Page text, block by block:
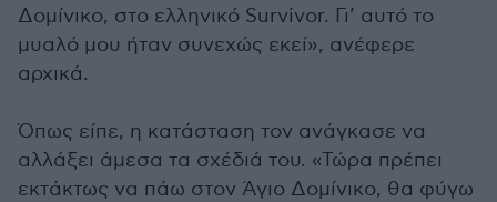
Δομίνικο, στο ελληνικό Survivor. Γι’ αυτό το
μυαλό μου ήταν συνεχώς εκεί», ανέφερε
αρχικά.
Όπως είπε, η κατάσταση τον ανάγκασε να
αλλάξει άμεσα τα σχέδιά του. «Τώρα πρέπει
εκτάκτως να πάω στον Άγιο Δομίνικο, θα φύγω